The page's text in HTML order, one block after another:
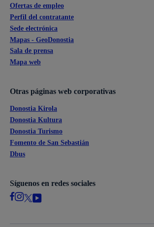
Ofertas de empleo
Perfil del contratante
Sede electrónica
Mapas - GeoDonostia
Sala de prensa
Mapa web
Otras páginas web corporativas
Donostia Kirola
Donostia Kultura
Donostia Turismo
Fomento de San Sebastián
Dbus
Síguenos en redes sociales